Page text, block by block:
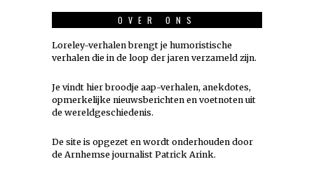
OVER ONS
Loreley-verhalen brengt je humoristische
verhalen die in de loop der jaren verzameld zijn.
Je vindt hier broodje aap-verhalen, anekdotes,
opmerkelijke nieuwsberichten en voetnoten uit
de wereldgeschiedenis.
De site is opgezet en wordt onderhouden door
de Arnhemse journalist Patrick Arink.